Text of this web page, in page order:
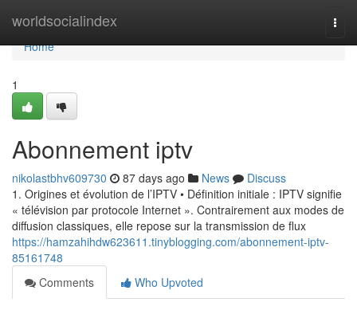
worldsocialindex
Home
Home
1
Abonnement iptv
nikolastbhv609730 87 days ago News
Discuss
1. Origines et évolution de l’IPTV • Définition initiale : IPTV signifie
« télévision par protocole Internet ». Contrairement aux modes de
diffusion classiques, elle repose sur la transmission de flux
https://hamzahihdw623611.tinyblogging.com/abonnement-iptv-
85161748
Comments
Who Upvoted